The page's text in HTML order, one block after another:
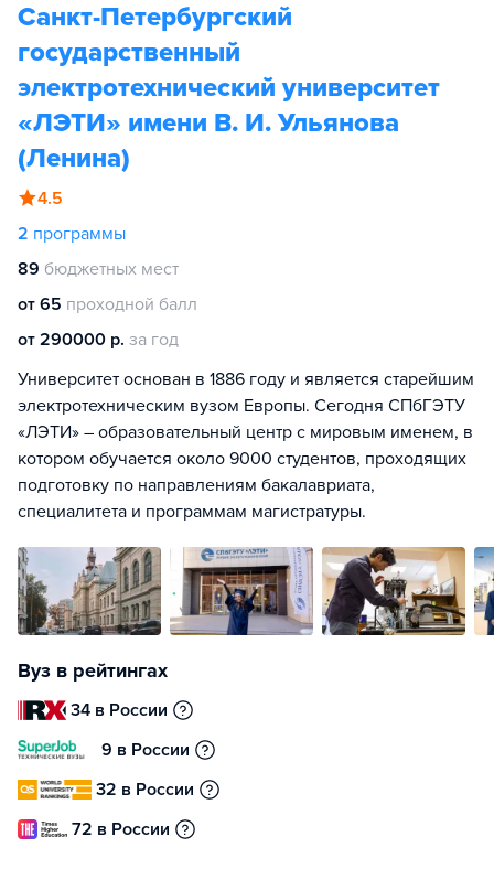
Санкт-Петербургский
государственный
электротехнический университет
«ЛЭТИ» имени В. И. Ульянова
(Ленина)
4.5
2 программы
89 бюджетных мест
от 65 проходной балл
от 290000 р. за год
Университет основан в 1886 году и является старейшим
электротехническим вузом Европы. Сегодня СПбГЭТУ
«ЛЭТИ» – образовательный центр с мировым именем, в
котором обучается около 9000 студентов, проходящих
подготовку по направлениям бакалавриата,
специалитета и программам магистратуры.
Вуз в рейтингах
34 в России
9 в России
32 в России
72 в России